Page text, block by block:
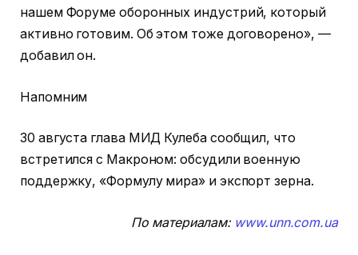
нашем Форуме оборонных индустрий, который
активно готовим. Об этом тоже договорено», —
добавил он.
Напомним
30 августа глава МИД Кулеба сообщил, что
встретился с Макроном: обсудили военную
поддержку, «Формулу мира» и экспорт зерна.
По материалам: www.unn.com.ua